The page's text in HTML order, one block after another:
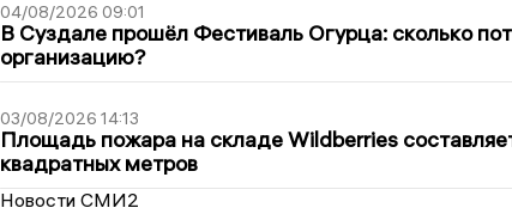
04/08/2026 09:01
В Суздале прошёл Фестиваль Огурца: сколько
организацию?
03/08/2026 14:13
Площадь пожара на складе Wildberries
квадратных метров
Новости СМИ2